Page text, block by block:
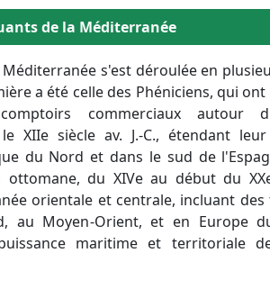
de la Méditerranée
s'est déroulée en
a été celle des Phéniciens, qui
commerciaux autour
XIIe siècle av. J.-C., étendant
du Nord et dans le sud de
du XIVe au début du
orientale et centrale, incluant
au Moyen-Orient, et en Europe
maritime et territoriale